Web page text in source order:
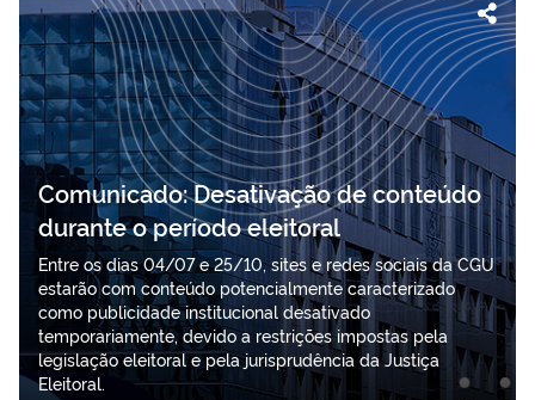
Comunicado: Desativação de conteúdo
durante o período eleitoral
Entre os dias 04/07 e 25/10, sites e redes sociais da CGU
estarão com conteúdo potencialmente caracterizado
como publicidade institucional desativado
temporariamente, devido a restrições impostas pela
legislação eleitoral e pela jurisprudência da Justiça
Eleitoral.